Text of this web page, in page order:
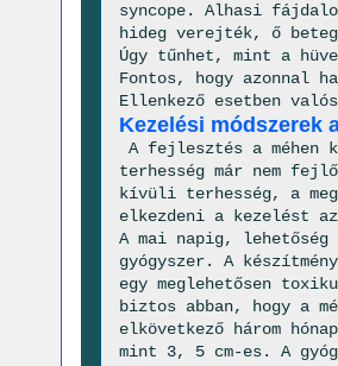
syncope. Alhasi
hideg verejték, ő
Úgy tűnhet, mint a
Fontos, hogy azonnal
Ellenkező esetben
Kezelési módszerek
A fejlesztés a méhen
terhesség már nem
kívüli terhesség, a
elkezdeni a kezelést
A mai napig,
gyógyszer. A készítmény
egy meglehetősen
biztos abban, hogy a
elkövetkező három
mint 3, 5 cm-es. A